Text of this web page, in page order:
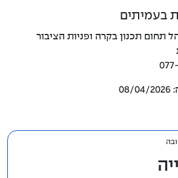
בעמיתים
תחום תכנון בקרה ופניות הציבור